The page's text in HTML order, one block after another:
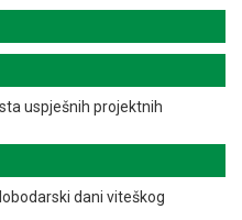
uspješnih projektnih
dani viteškog